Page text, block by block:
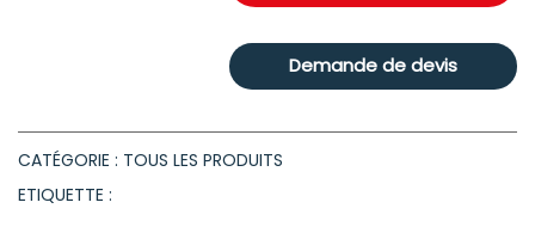
Demande de devis
CATÉGORIE : TOUS LES PRODUITS
ETIQUETTE :